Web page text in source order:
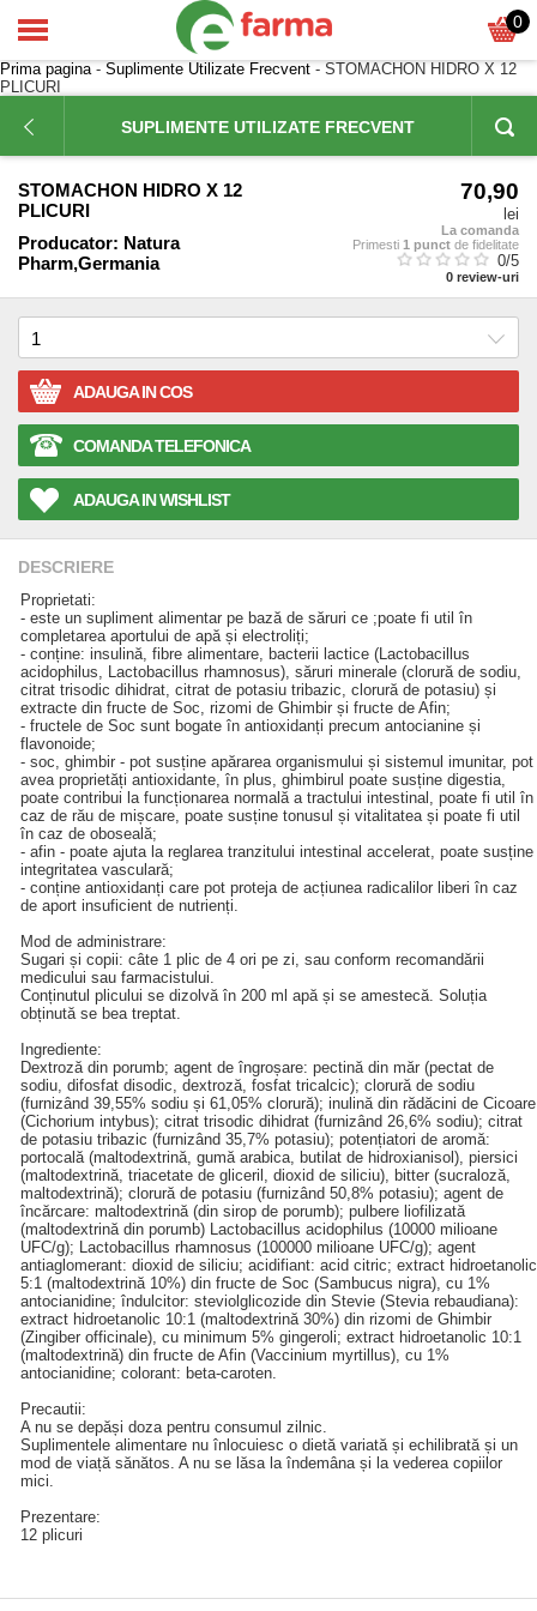
0
Prima pagina- Suplimente Utilizate Frecvent - STOMACHON HIDRO X 12
PLICURI
SUPLIMENTE UTILIZATE FRECVENT
STOMACHON HIDRO X 12
PLICURI
Producator: Natura
Pharm,Germania
70,90
lei
La comanda
Primesti 1 punct de fidelitate
0/5
0 review-uri
ADAUGA IN COS
COMANDA TELEFONICA
ADAUGA IN WISHLIST
DESCRIERE
Proprietati:
- este un supliment alimentar pe bază de săruri ce ;poate fi util în
completarea aportului de apă și electroliți;
- conține: insulină, fibre alimentare, bacterii lactice (Lactobacillus
acidophilus, Lactobacillus rhamnosus), săruri minerale (clorură de sodiu,
citrat trisodic dihidrat, citrat de potasiu tribazic, clorură de potasiu) și
extracte din fructe de Soc, rizomi de Ghimbir și fructe de Afin;
- fructele de Soc sunt bogate în antioxidanți precum antocianine și
flavonoide;
- soc, ghimbir - pot susține apărarea organismului și sistemul imunitar, pot
avea proprietăți antioxidante, în plus, ghimbirul poate susține digestia,
poate contribui la funcționarea normală a tractului intestinal, poate fi util în
caz de rău de mișcare, poate susține tonusul și vitalitatea și poate fi util
în caz de oboseală;
- afin - poate ajuta la reglarea tranzitului intestinal accelerat, poate susține
integritatea vasculară;
- conține antioxidanți care pot proteja de acțiunea radicalilor liberi în caz
de aport insuficient de nutrienți.
Mod de administrare:
Sugari și copii: câte 1 plic de 4 ori pe zi, sau conform recomandării
medicului sau farmacistului.
Conținutul plicului se dizolvă în 200 ml apă și se amestecă. Soluția
obținută se bea treptat.
Ingrediente:
Dextroză din porumb; agent de îngroșare: pectină din măr (pectat de
sodiu, difosfat disodic, dextroză, fosfat tricalcic); clorură de sodiu
(furnizând 39,55% sodiu și 61,05% clorură); inulină din rădăcini de Cicoare
(Cichorium intybus); citrat trisodic dihidrat (furnizând 26,6% sodiu); citrat
de potasiu tribazic (furnizând 35,7% potasiu); potențiatori de aromă:
portocală (maltodextrină, gumă arabica, butilat de hidroxianisol), piersici
(maltodextrină, triacetate de gliceril, dioxid de siliciu), bitter (sucraloză,
maltodextrină); clorură de potasiu (furnizând 50,8% potasiu); agent de
încărcare: maltodextrină (din sirop de porumb); pulbere liofilizată
(maltodextrină din porumb) Lactobacillus acidophilus (10000 milioane
UFC/g); Lactobacillus rhamnosus (100000 milioane UFC/g); agent
antiaglomerant: dioxid de siliciu; acidifiant: acid citric; extract hidroetanolic
5:1 (maltodextrină 10%) din fructe de Soc (Sambucus nigra), cu 1%
antocianidine; îndulcitor: steviolglicozide din Stevie (Stevia rebaudiana):
extract hidroetanolic 10:1 (maltodextrină 30%) din rizomi de Ghimbir
(Zingiber officinale), cu minimum 5% gingeroli; extract hidroetanolic 10:1
(maltodextrină) din fructe de Afin (Vaccinium myrtillus), cu 1%
antocianidine; colorant: beta-caroten.
Precautii:
A nu se depăși doza pentru consumul zilnic.
Suplimentele alimentare nu înlocuiesc o dietă variată și echilibrată și un
mod de viață sănătos. A nu se lăsa la îndemâna și la vederea copiilor
mici.
Prezentare:
12 plicuri